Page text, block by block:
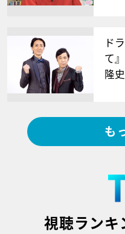
ド
て
隆
も
視聴ランキ